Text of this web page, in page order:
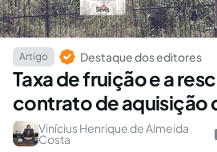
Artigo
Destaque dos editores
Taxa de fruição e a
contrato de aquisição
Vinícius Henrique de Almeida
Costa